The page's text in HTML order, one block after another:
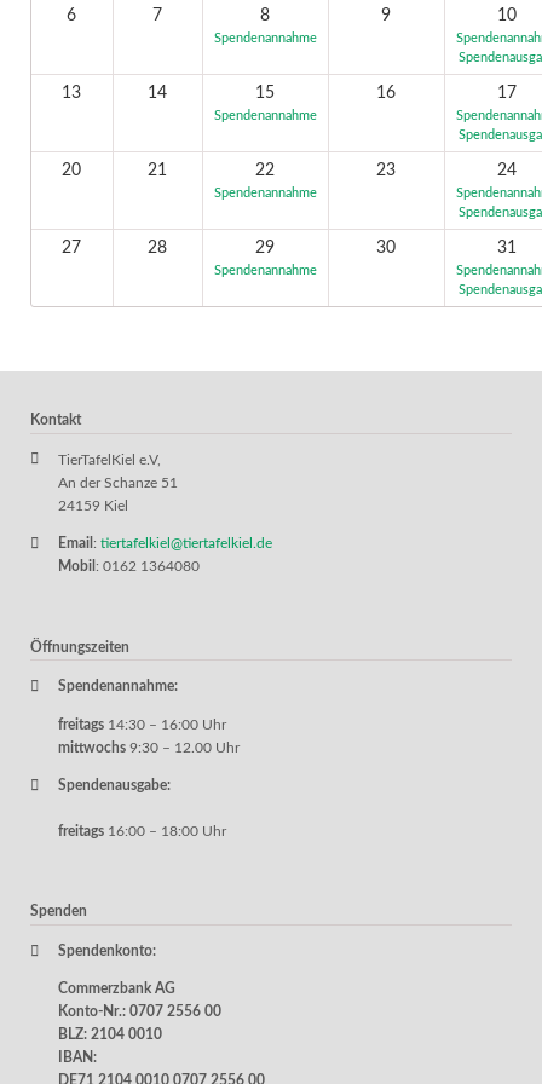
6 7 8
Spendenannahme
9 10
13 14 15
Spendenannahme
16 17
20 21 22
Spendenannahme
23 24
27 28 29
Spendenannahme
30 31
Kontakt
TierTafelKiel e.V,
An der Schanze 51
24159 Kiel
Email : tiertafelkiel@tiertafelkiel.de
Mobil : 0162 1364080
Öffnungszeiten
Spendenannahme:
freitags 14:30 – 16:00 Uhr
mittwochs 9:30 – 12.00 Uhr
Spendenausgabe:
freitags 16:00 – 18:00 Uhr
Spenden
Spendenkonto:
Commerzbank AG
Konto-Nr.: 0707 2556 00
BLZ: 2104 0010
IBAN:
DE71 2104 0010 0707 2556 00